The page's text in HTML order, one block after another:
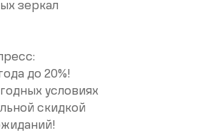
зеркал
до 20%!
условиях
скидкой